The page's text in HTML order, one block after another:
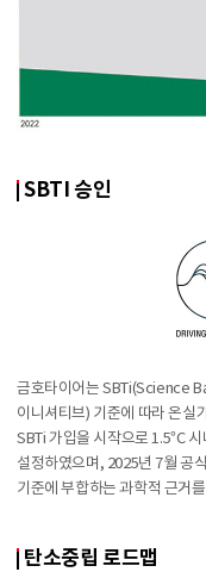
SBTI 승인
금호타이어는 SBTi(Science
이니셔티브) 기준에 따라 온실
SBTi 가입을 시작으로 1.5°C
설정하였으며, 2025년 7월 공
기준에 부합하는 과학적 근거
탄소중립 로드맵